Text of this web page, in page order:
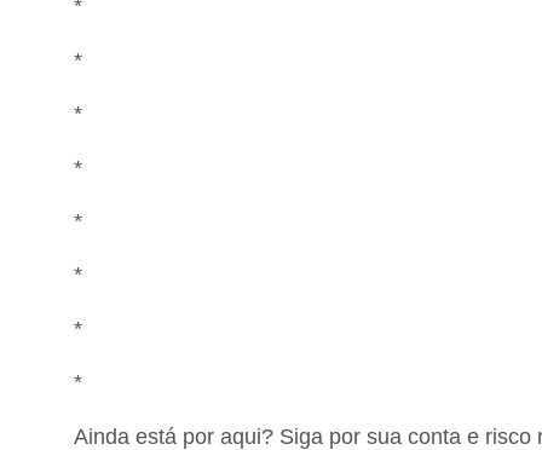
*
*
*
*
*
*
*
*
Ainda está por aqui? Siga por sua conta e risco